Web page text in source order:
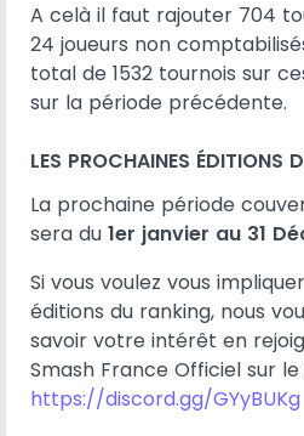
A celà il faut rajouter 704
24 joueurs non
total de 1532 tournois sur
sur la période précédente.
LES PROCHAINES ÉDITIONS
La prochaine période
sera du 1er janvier au 31
Si vous voulez vous
éditions du ranking, nous
savoir votre intérêt en
Smash France Officiel sur
https://discord.gg/GYyBUKg